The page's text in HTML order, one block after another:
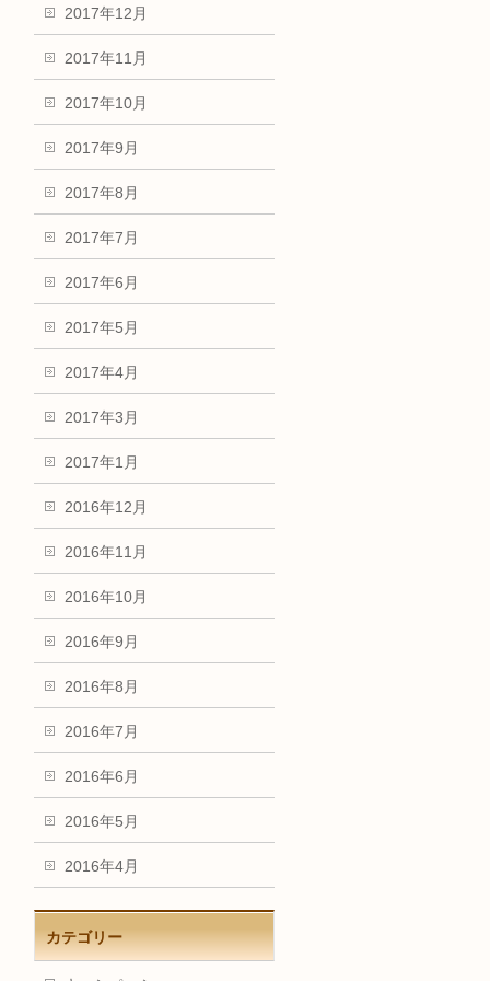
2017年12月
2017年11月
2017年10月
2017年9月
2017年8月
2017年7月
2017年6月
2017年5月
2017年4月
2017年3月
2017年1月
2016年12月
2016年11月
2016年10月
2016年9月
2016年8月
2016年7月
2016年6月
2016年5月
2016年4月
カテゴリー